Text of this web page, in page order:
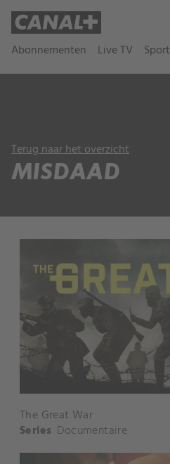
Abonnementen Live TV Sport
Terug naar het overzicht
MISDAAD
The Great War
Series Documentaire